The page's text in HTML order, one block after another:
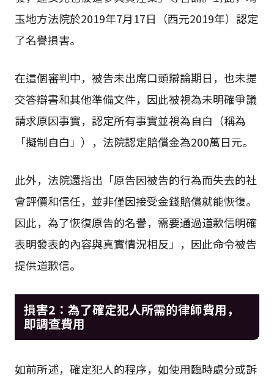
玉地方法院於2019年7月17日（西元2019年）認定
了名譽損害。
在這個審判中，被告未出席口頭辯論期日，也未提
交答辯書和其他準備文件，因此被視為未明確爭議
請求原因事實，認定所有事實並視為自白（稱為
「擬制自白」），法院認定賠償金為200萬日元。
此外，法院還指出「原告因被告的行為而失去的社
會評價和信任，並非僅因接受金錢賠償就能恢復。
因此，為了恢復原告的名譽，需要通過道歉信明確
表明發表的內容與真實情況相反」，因此命令被告
提供道歉信。
損害2：為了確定犯人所需的律師費用，
即調查費用
如前所述，確定犯人的程序，如使用臨時處分或訴